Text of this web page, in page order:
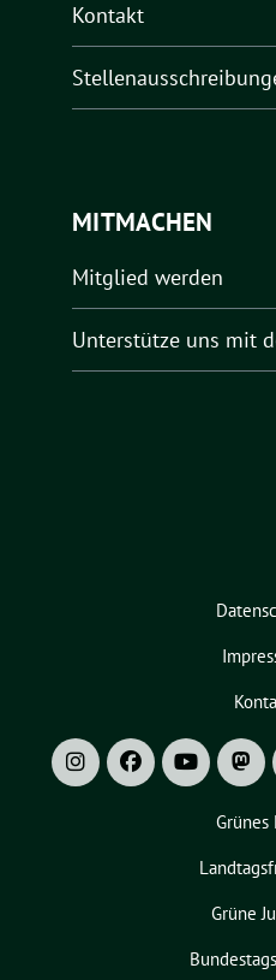
Kontakt
MITMACHEN
Mitglied werden
Unterstütze uns mit
Grünes
Grüne